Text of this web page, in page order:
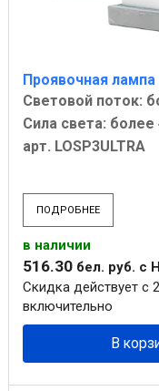
Проявочная лампа
Световой поток:
Сила света: более
арт. LOSP3ULTRA
ПОДРОБНЕЕ
в наличии
516.30 бел. руб. с
Скидка действует с
включительно
В